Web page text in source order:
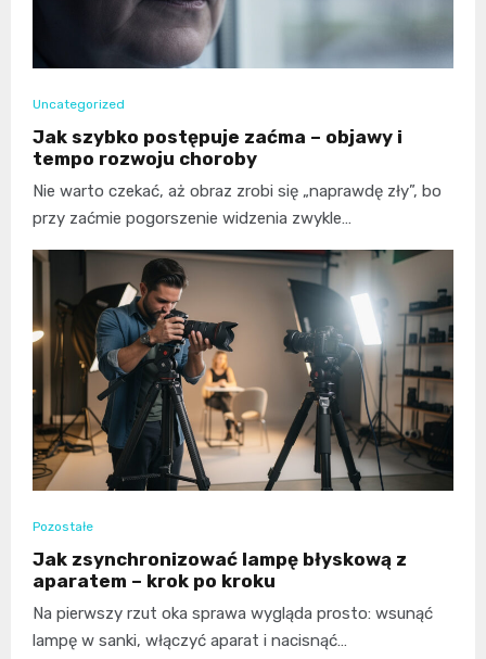
Uncategorized
Jak szybko postępuje zaćma – objawy i
tempo rozwoju choroby
Nie warto czekać, aż obraz zrobi się „naprawdę zły”, bo
przy zaćmie pogorszenie widzenia zwykle…
Pozostałe
Jak zsynchronizować lampę błyskową z
aparatem – krok po kroku
Na pierwszy rzut oka sprawa wygląda prosto: wsunąć
lampę w sanki, włączyć aparat i nacisnąć…